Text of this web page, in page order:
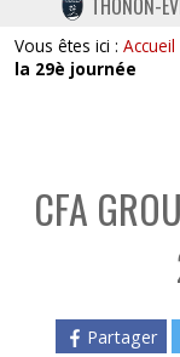
TWITTER
INSTAGRAM
THONON-
Vous êtes ici : Accueil
la 29è journée
CFA
Partager